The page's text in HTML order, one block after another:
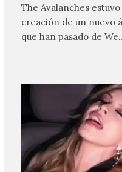
The Avalanches
creación de un nuevo
que han pasado de